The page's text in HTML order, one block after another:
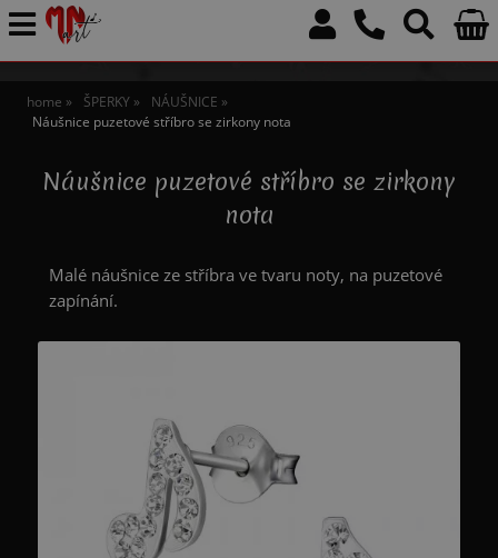
home ŠPERKY
NÁUŠNICE
Náušnice puzetové stříbro se zirkony nota
Náušnice puzetové stříbro se zirkony
nota
Malé náušnice ze stříbra ve tvaru noty, na puzetové
zapínání.